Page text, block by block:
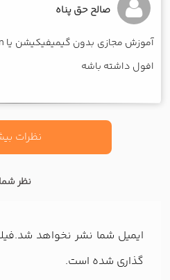
صالح حق پناه
افول داشته باشه
نظرات
نظر شما
ایمیل شما نشر نخواهد
گذاری شده است.